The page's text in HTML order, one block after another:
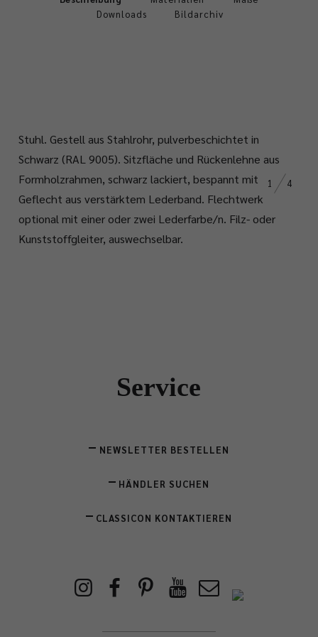
Downloads
Bildarchiv
1 4
Stuhl. Gestell aus Stahlrohr, pulverbeschichtet in
Schwarz (RAL 9005). Sitzfläche und Rückenlehne aus
Formholzrahmen, schwarz lackiert, bespannt mit
Geflecht aus verstärktem Lederband. Flechtwerk
optional mit einer oder zwei Lederfarbe/n. Filz- oder
Kunststoffgleiter, auswechselbar.
Service
NEWSLETTER BESTELLEN
HÄNDLER SUCHEN
CLASSICON KONTAKTIEREN